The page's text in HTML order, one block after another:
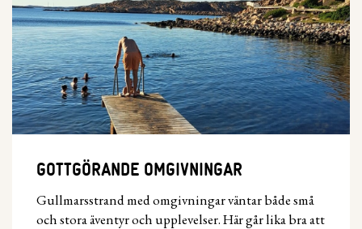
GOTTGÖRANDE OMGIVNINGAR
Gullmarsstrand med omgivningar väntar både små
och stora äventyr och upplevelser. Här går lika bra att